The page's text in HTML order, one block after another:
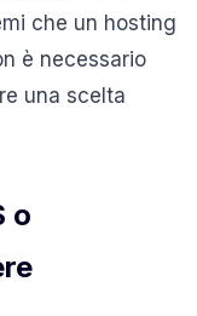
che un hosting
è necessario
una scelta
o